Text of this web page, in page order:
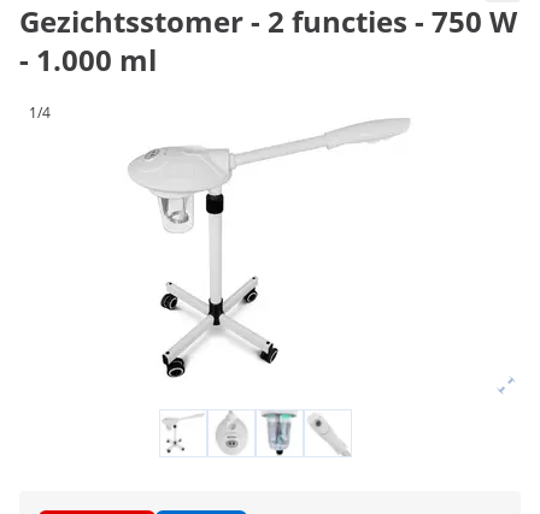
Gezichtsstomer - 2 functies - 750 W
- 1.000 ml
1/4